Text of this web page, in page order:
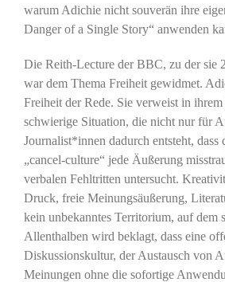
warum Adichie nicht souverän ihre
Danger of a Single Story“ anwenden
Die Reith-Lecture der BBC, zu der sie
war dem Thema Freiheit gewidmet.
Freiheit der Rede. Sie verweist in
schwierige Situation, die nicht nur für
Journalist*innen dadurch entsteht, dass
„cancel-culture“ jede Äußerung
verbalen Fehltritten untersucht.
Druck, freie Meinungsäußerung,
kein unbekanntes Territorium, auf dem
Allenthalben wird beklagt, dass eine
Diskussionskultur, der Austausch von
Meinungen ohne die sofortige